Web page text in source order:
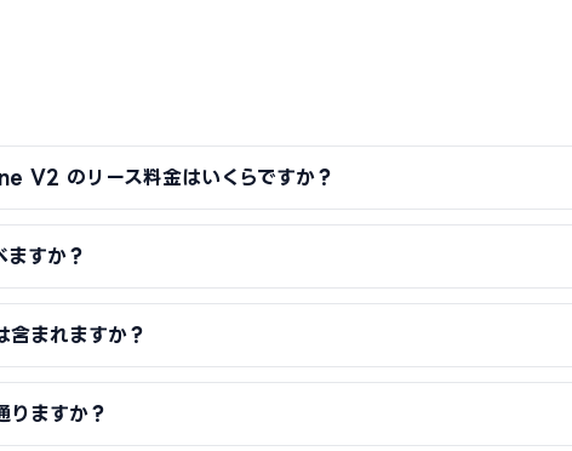
のリース料金はいくらですか？
ますか？
含まれますか？
りますか？